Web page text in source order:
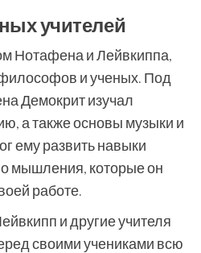
учителей
Нотафена и Лейвкиппа,
и ученых. Под
Демокрит изучал
а также основы музыки и
ему развить навыки
мышления, которые он
работе.
и другие учителя
своими учениками всю